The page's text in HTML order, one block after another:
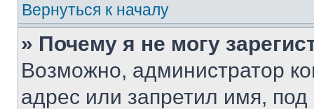
Вернуться к началу
» Почему я не могу
Возможно, администратор
адрес или запретил имя,